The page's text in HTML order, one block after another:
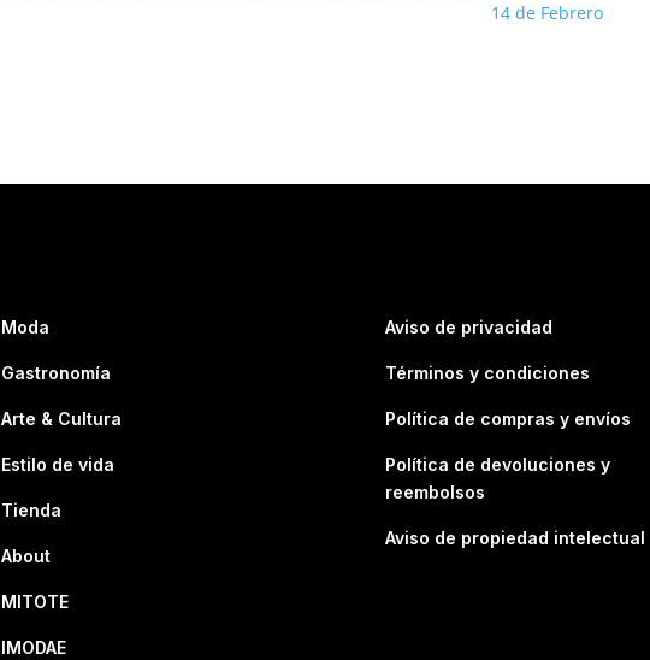
14 de Febrero
Moda
Gastronomía
Arte & Cultura
Estilo de vida
Tienda
About
MITOTE
IMODAE
Aviso de privacidad
Términos y condiciones
Política de compras y envíos
Política de devoluciones y
reembolsos
Aviso de propiedad intelectual